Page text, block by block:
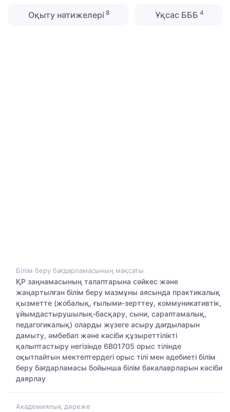
Оқыту нәтижелері 8 Ұқсас БББ 4
Білім беру бағдарламасының мақсаты
ҚР заңнамасының талаптарына сәйкес және
жаңартылған білім беру мазмұны аясында практикалық
қызметте (жобалық, ғылыми-зерттеу, коммуникативтік,
ұйымдастырушылық-басқару, сыни, сараптамалық,
педагогикалық) оларды жүзеге асыру дағдыларын
дамыту, әмбебап және кәсіби құзыреттілікті
қалыптастыру негізінде 6В01705 орыс тілінде
оқытпайтын мектептердегі орыс тілі мен әдебиеті білім
беру бағдарламасы бойынша білім бакалаврларын кәсіби
даярлау
Академиялық дәреже